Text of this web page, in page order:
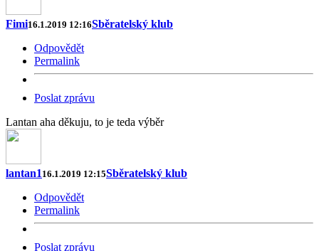
Fimi16.1.2019 12:16Sběratelský klub
Odpovědět
Permalink
Poslat zprávu
Lantan aha děkuju, to je teda výběr
lantan1 16.1.2019 12:15Sběratelský klub
Odpovědět
Permalink
Poslat zprávu